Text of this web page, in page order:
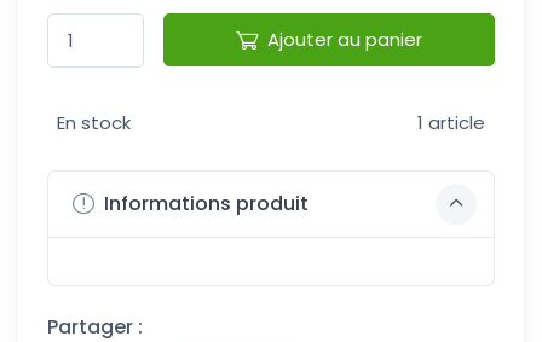
Ajouter au panier
En stock 1 article
Informations produit
Partager :